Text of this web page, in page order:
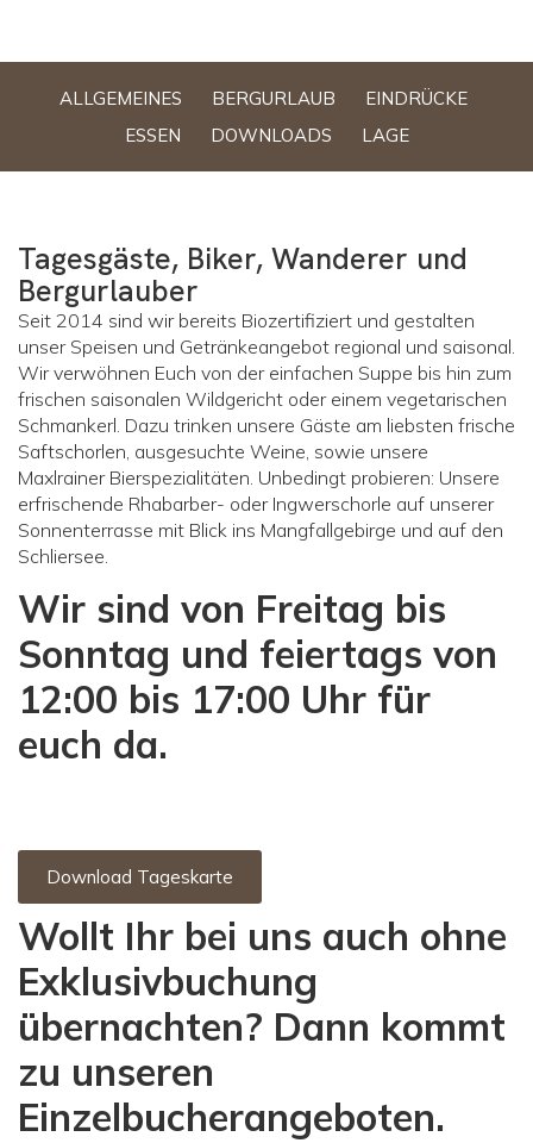
ALLGEMEINES BERGURLAUB
EINDRÜCKE
ESSEN
DOWNLOADS LAGE
Tagesgäste, Biker, Wanderer und
Bergurlauber
Seit 2014 sind wir bereits Biozertifiziert und gestalten
unser Speisen und Getränkeangebot regional und saisonal.
Wir verwöhnen Euch von der einfachen Suppe bis hin zum
frischen saisonalen Wildgericht oder einem vegetarischen
Schmankerl. Dazu trinken unsere Gäste am liebsten frische
Saftschorlen, ausgesuchte Weine, sowie unsere
Maxlrainer Bierspezialitäten. Unbedingt probieren: Unsere
erfrischende Rhabarber- oder Ingwerschorle auf unserer
Sonnenterrasse mit Blick ins Mangfallgebirge und auf den
Schliersee.
Wir sind von Freitag bis
Sonntag und feiertags von
12:00 bis 17:00 Uhr für
euch da.
Download Tageskarte
Wollt Ihr bei uns auch ohne
Exklusivbuchung
übernachten? Dann kommt
zu unseren
Einzelbucherangeboten.